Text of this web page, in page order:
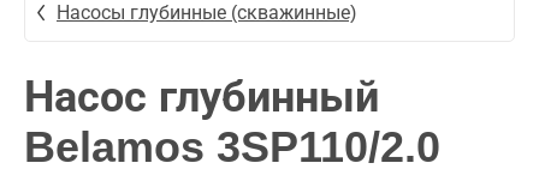
Насосы глубинные (скважинные)
Насос глубинный
Belamos 3SP110/2.0